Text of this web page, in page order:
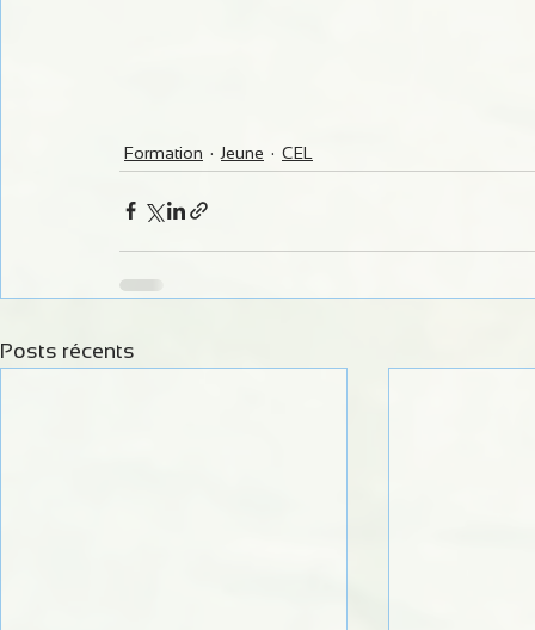
Formation Jeune CEL
Posts récents